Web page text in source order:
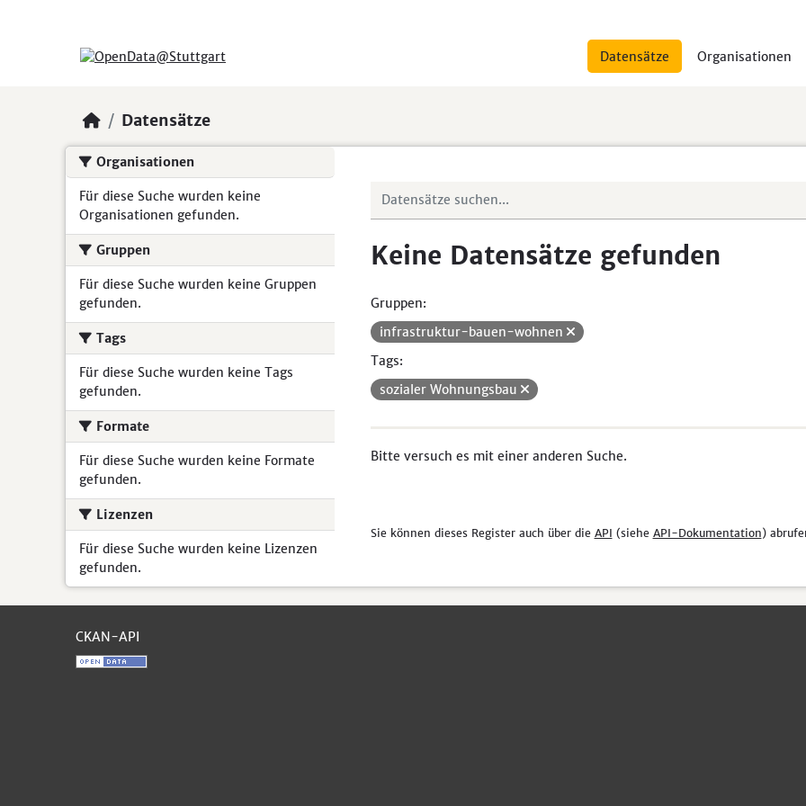
Datensätze Organisationen
Datensätze
Organisationen
Für diese Suche wurden keine
Organisationen gefunden.
Gruppen
Für diese Suche wurden keine Gruppen
gefunden.
Tags
Für diese Suche wurden keine Tags
gefunden.
Formate
Für diese Suche wurden keine Formate
gefunden.
Lizenzen
Für diese Suche wurden keine Lizenzen
gefunden.
Keine Datensätze gefunden
Gruppen:
infrastruktur-bauen-wohnen
Tags:
sozialer Wohnungsbau
Bitte versuch es mit einer anderen Suche.
Sie können dieses Register auch über die API (siehe API-Dokumentation)
CKAN-API